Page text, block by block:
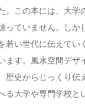
。この本には、大学
っていません。しか
若い世代に伝えてい
ます。風水空間デザ
歴史からじっくり伝
る大学や専門学校と